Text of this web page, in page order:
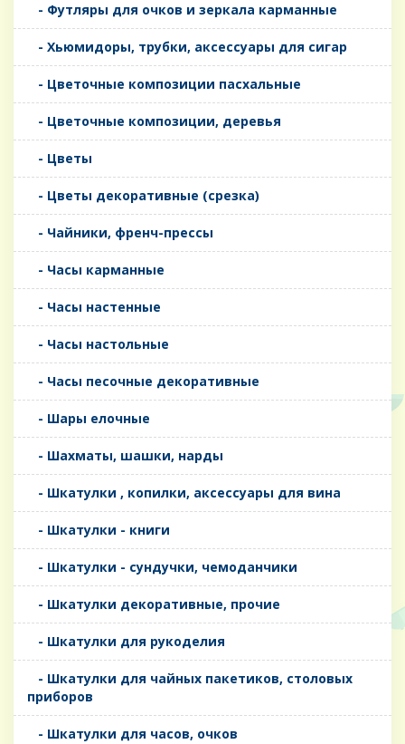
- Футляры для очков и зеркала карманные
- Хьюмидоры, трубки, аксессуары для сигар
- Цветочные композиции пасхальные
- Цветочные композиции, деревья
- Цветы
- Цветы декоративные (срезка)
- Чайники, френч-прессы
- Часы карманные
- Часы настенные
- Часы настольные
- Часы песочные декоративные
- Шары елочные
- Шахматы, шашки, нарды
- Шкатулки , копилки, аксессуары для вина
- Шкатулки - книги
- Шкатулки - сундучки, чемоданчики
- Шкатулки декоративные, прочие
- Шкатулки для рукоделия
- Шкатулки для чайных пакетиков, столовых
приборов
- Шкатулки для часов, очков